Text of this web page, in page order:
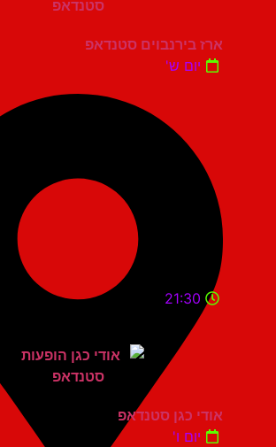
ארז בירנבוים סטנדאפ
יום ש'
21:30
אודי כגן סטנדאפ
יום ו'